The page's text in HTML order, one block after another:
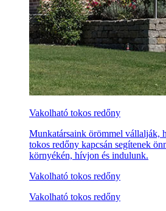
Vakolható tokos redőny
Munkatársaink örömmel vállalják,
tokos redőny kapcsán segítenek
környékén, hívjon és indulunk.
Vakolható tokos redőny
Vakolható tokos redőny